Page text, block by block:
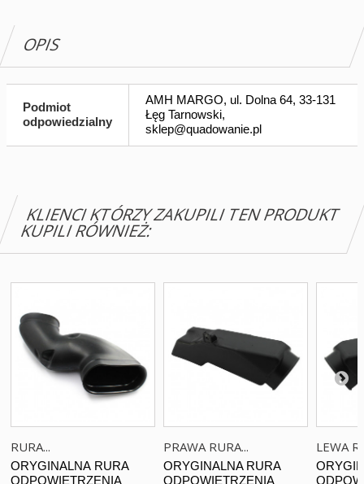
OPIS
Podmiot
odpowiedzialny
AMH MARGO, ul. Dolna 64, 33-131
Łęg Tarnowski,
sklep@quadowanie.pl
KLIENCI KTÓRZY ZAKUPILI TEN PRODUKT
KUPILI RÓWNIEŻ:
RURA...
ORYGINALNA RURA
ODPOWIETRZENIA
PRAWA RURA...
ORYGINALNA RURA
ODPOWIETRZENIA
LEWA